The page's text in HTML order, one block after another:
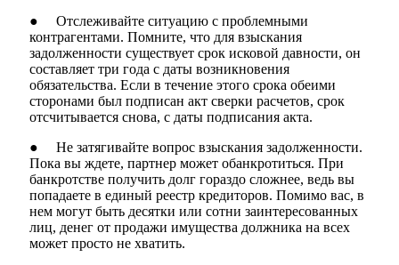
● Отслеживайте ситуацию с проблемными
контрагентами. Помните, что для взыскания
задолженности существует срок исковой давности, он
составляет три года с даты возникновения
обязательства. Если в течение этого срока обеими
сторонами был подписан акт сверки расчетов, срок
отсчитывается снова, с даты подписания акта.
● Не затягивайте вопрос взыскания задолженности.
Пока вы ждете, партнер может обанкротиться. При
банкротстве получить долг гораздо сложнее, ведь вы
попадаете в единый реестр кредиторов. Помимо вас, в
нем могут быть десятки или сотни заинтересованных
лиц, денег от продажи имущества должника на всех
может просто не хватить.